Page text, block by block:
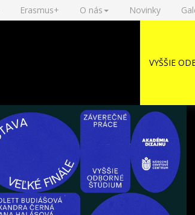
Erasmus+ O nás Novinky
VYŠŠIE